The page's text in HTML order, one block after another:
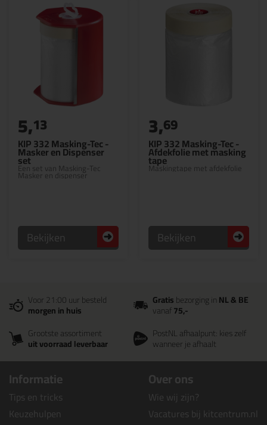
KIP 332 Masking-Tec -
Masker en Dispenser
set
Een set van Masking-Tec
Masker en dispenser
5,13
Bekijken
KIP 332 Masking-Tec -
Afdekfolie met masking
tape
Maskingtape met afdekfolie
3,69
Bekijken
Voor 21:00 uur besteld
morgen in huis
Gratisbezorging inNL & BE
vanaf75,-
Grootste assortiment
uit voorraad leverbaar
PostNL afhaalpunt: kies zelf
wanneer je afhaalt
Informatie
Tips en tricks
Keuzehulpen
Over ons
Wie wij zijn?
Vacatures bij kitcentrum.nl